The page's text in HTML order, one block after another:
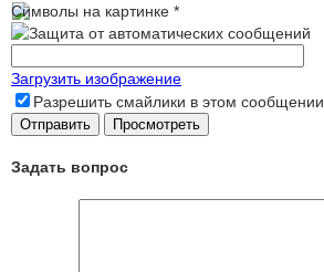
Символы на картинке *
Загрузить изображение
Разрешить смайлики в этом сообщении
Задать вопрос